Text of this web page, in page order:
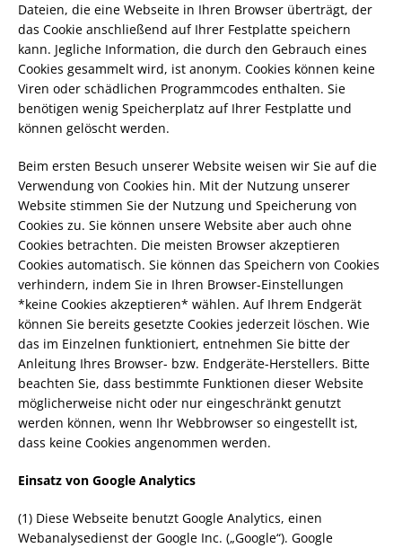
Dateien, die eine Webseite in Ihren Browser überträgt, der
das Cookie anschließend auf Ihrer Festplatte speichern
kann. Jegliche Information, die durch den Gebrauch eines
Cookies gesammelt wird, ist anonym. Cookies können keine
Viren oder schädlichen Programmcodes enthalten. Sie
benötigen wenig Speicherplatz auf Ihrer Festplatte und
können gelöscht werden.
Beim ersten Besuch unserer Website weisen wir Sie auf die
Verwendung von Cookies hin. Mit der Nutzung unserer
Website stimmen Sie der Nutzung und Speicherung von
Cookies zu. Sie können unsere Website aber auch ohne
Cookies betrachten. Die meisten Browser akzeptieren
Cookies automatisch. Sie können das Speichern von Cookies
verhindern, indem Sie in Ihren Browser-Einstellungen
*keine Cookies akzeptieren* wählen. Auf Ihrem Endgerät
können Sie bereits gesetzte Cookies jederzeit löschen. Wie
das im Einzelnen funktioniert, entnehmen Sie bitte der
Anleitung Ihres Browser- bzw. Endgeräte-Herstellers. Bitte
beachten Sie, dass bestimmte Funktionen dieser Website
möglicherweise nicht oder nur eingeschränkt genutzt
werden können, wenn Ihr Webbrowser so eingestellt ist,
dass keine Cookies angenommen werden.
Einsatz von Google Analytics
(1) Diese Webseite benutzt Google Analytics, einen
Webanalysedienst der Google Inc. („Google“). Google